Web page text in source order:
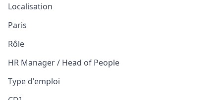
Localisation
Paris
Rôle
HR Manager / Head of People
Type d'emploi